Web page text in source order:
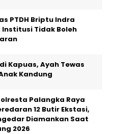
PTDH Briptu Indra
Institusi Tidak Boleh
Kapuas, Ayah Tewas
Kandung
Palangka Raya
12 Butir Ekstasi,
Diamankan Saat
2026